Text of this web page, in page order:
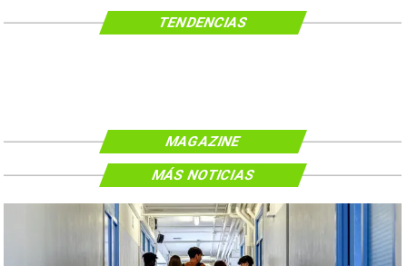
TENDENCIAS
MAGAZINE
MÁS NOTICIAS